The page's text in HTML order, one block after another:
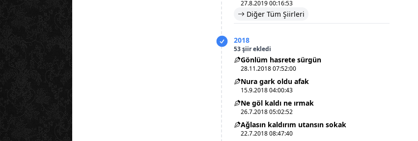
27.8.2019 00:16:53
Diğer Tüm Şiirleri
2018
53 şiir ekledi
Gönlüm hasrete sürgün
28.11.2018 07:52:00
Nura gark oldu afak
15.9.2018 04:00:43
Ne göl kaldı ne ırmak
26.7.2018 05:02:52
Ağlasın kaldırım utansın sokak
22.7.2018 08:47:40